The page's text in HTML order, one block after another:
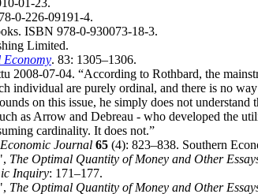
01-23.
0-226-09191-4.
ISBN 978-0-930073-18-3.
Limited.
. 83: 1305–1306.
2008-07-04. “According to Rothbard, the
are purely ordinal, and there is no
on this issue, he simply does not
as Arrow and Debreau - who developed the
cardinality. It does not.”
Journal 65 (4): 823–838. Southern
The Optimal Quantity of Money and Other
Inquiry: 171–177.
The Optimal Quantity of Money and Other